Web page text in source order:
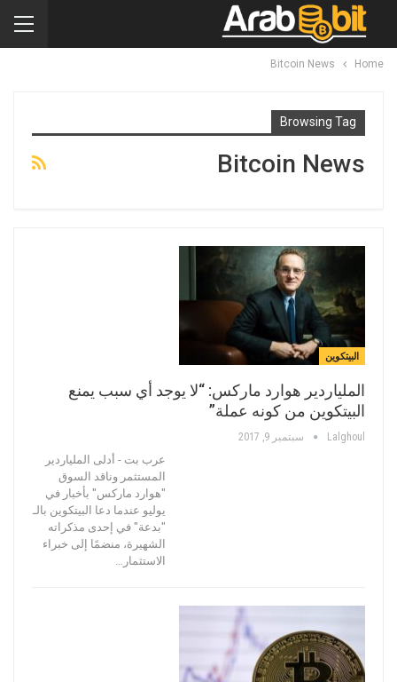
Home
Bitcoin News
Browsing Tag
Bitcoin News
البيتكوين
الملياردير هوارد ماركس: “لا يوجد أي سبب يمنع
البيتكوين من كونه عملة”
Lalghoul سبتمبر 9, 2017
عرب بت - أدلى الملياردير
المستثمر وناقد السوق
"هوارد ماركس" بأخبار في
يوليو عندما دعا البيتكوين بالـ
"بدعة" في إحدى مذكراته
الشهيرة، منضمًا إلى خبراء
الاستثمار…